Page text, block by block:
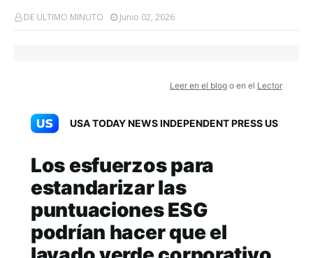
DE ULTIMO MINUTO Junio 02, 2026
Leer en el blog o en el Lector
USA TODAY NEWS INDEPENDENT PRESS US
Los esfuerzos para
estandarizar las
puntuaciones ESG
podrían hacer que el